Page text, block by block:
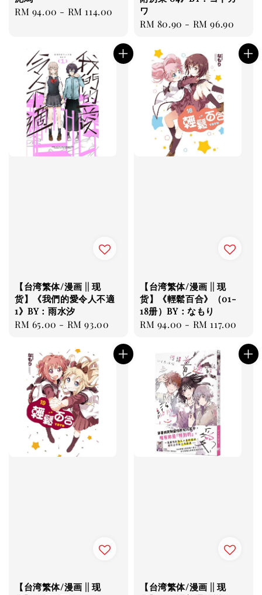
Regular
RM 94.00 - RM 114.00
ワ
Regular
RM 80.90 - RM 96.90
【台湾繁体/漫画 || 现
货】《我們的愛令人不適
1》BY：雨水汐
Regular
RM 65.00 - RM 93.00
【台湾繁体/漫画 || 现
货】《輕鬆百合》（01-
18册）BY：なもり
Regular
RM 94.00 - RM 117.00
【台湾繁体/漫画 || 现
【台湾繁体/漫画 || 现